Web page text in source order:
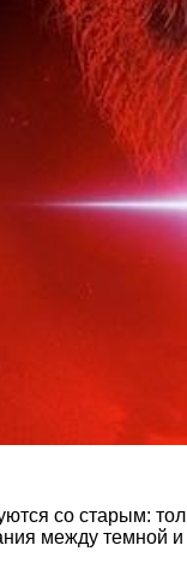
со старым:
между темной